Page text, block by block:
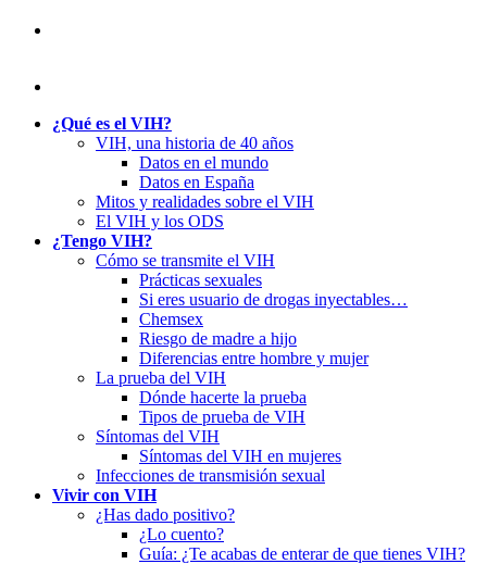
¿Qué es el VIH?
VIH, una historia de 40 años
Datos en el mundo
Datos en España
Mitos y realidades sobre el VIH
El VIH y los ODS
¿Tengo VIH?
Cómo se transmite el VIH
Prácticas sexuales
Si eres usuario de drogas inyectables…
Chemsex
Riesgo de madre a hijo
Diferencias entre hombre y mujer
La prueba del VIH
Dónde hacerte la prueba
Tipos de prueba de VIH
Síntomas del VIH
Síntomas del VIH en mujeres
Infecciones de transmisión sexual
Vivir con VIH
¿Has dado positivo?
¿Lo cuento?
Guía: ¿Te acabas de enterar de que tienes VIH?